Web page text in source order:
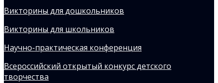
Викторины для дошкольников
Викторины для школьников
Научно-практическая конференция
Всероссийский открытый конкурс детского
творчества